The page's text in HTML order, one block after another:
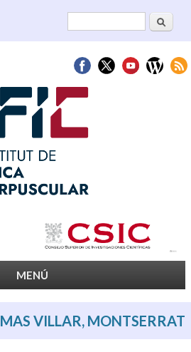
Formulari deCerca
MENÚ
MAS VILLAR, MONTSERRAT